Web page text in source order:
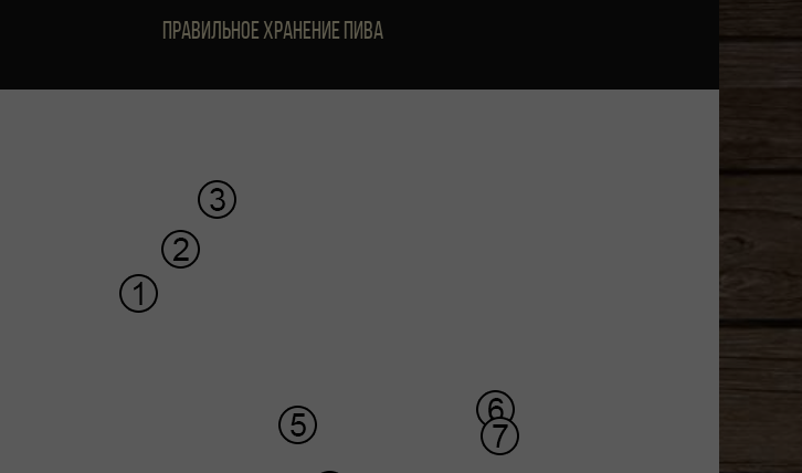
Правильное хранение пива